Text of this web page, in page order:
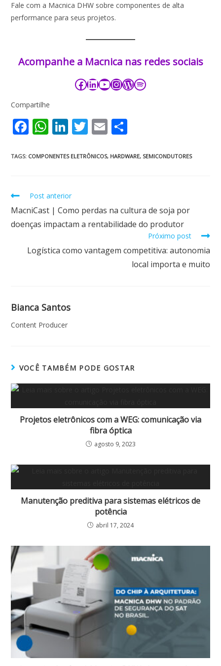
Fale com a Macnica DHW sobre componentes de alta
performance para seus projetos.
Acompanhe a Macnica nas redes sociais​​​
Compartilhe
F
e
o
o
k
W
at
A
p
p
Li
k
dI
n
T
itt
E
ai ar
TAGS: COMPONENTES ELETRÔNICOS, HARDWARE, SEMICONDUTORES
Post anterior
MacniCast | Como perdas na cultura de soja por
doenças impactam a rentabilidade do produtor
Próximo post
Logística como vantagem competitiva: autonomia
local importa e muito
Bianca Santos
Content Producer
VOCÊ TAMBÉM PODE GOSTAR
Projetos eletrônicos com a WEG: comunicação via
fibra óptica
agosto 9, 2023
Manutenção preditiva para sistemas elétricos de
potência
abril 17, 2024